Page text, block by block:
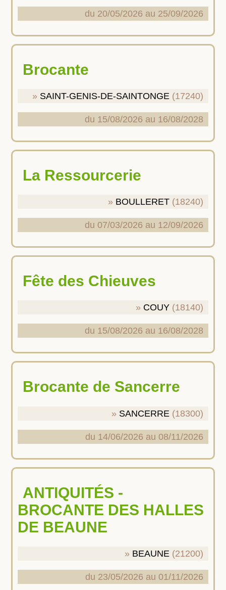
du 20/05/2026 au 25/09/2026
Brocante
SAINT-GENIS-DE-SAINTONGE (17240)
du 15/08/2026 au 16/08/2028
La Ressourcerie
BOULLERET (18240)
du 07/03/2026 au 12/09/2026
Fête des Chieuves
COUY (18140)
du 15/08/2026 au 16/08/2028
Brocante de Sancerre
SANCERRE (18300)
du 14/06/2026 au 08/11/2026
ANTIQUITÉS -
BROCANTE DES HALLES
DE BEAUNE
BEAUNE (21200)
du 23/05/2026 au 01/11/2026